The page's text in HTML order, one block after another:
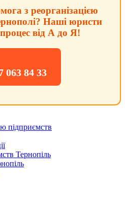
з реорганізацією
Наші юристи
від А до Я!
063 84 33
підприємств
Тернопіль